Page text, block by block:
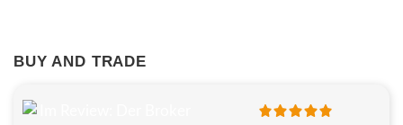
BUY AND TRADE